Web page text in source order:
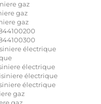
gaz
gaz
gaz
électrique
électrique
électrique
électrique
gaz